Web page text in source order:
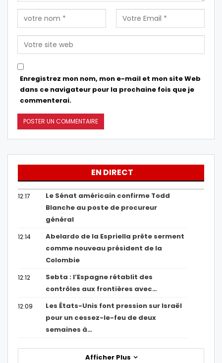
Enregistrez mon nom, mon e-mail et mon site Web
dans ce navigateur pour la prochaine fois que je
commenterai.
EN DIRECT
12:17
Le Sénat américain confirme Todd
Blanche au poste de procureur
général
12:14
Abelardo de la Espriella prête serment
comme nouveau président de la
Colombie
12:12
Sebta : l’Espagne rétablit des
contrôles aux frontières avec…
12:09
Les États-Unis font pression sur Israël
pour un cessez-le-feu de deux
semaines à…
Afficher Plus